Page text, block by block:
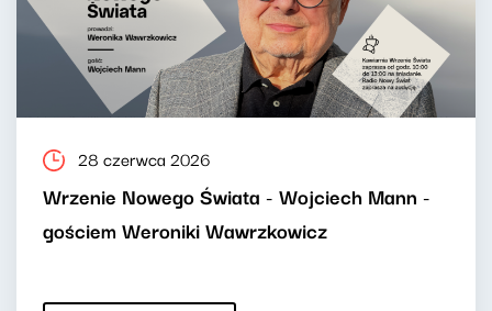
28 czerwca 2026
Wrzenie Nowego Świata - Wojciech Mann -
gościem Weroniki Wawrzkowicz